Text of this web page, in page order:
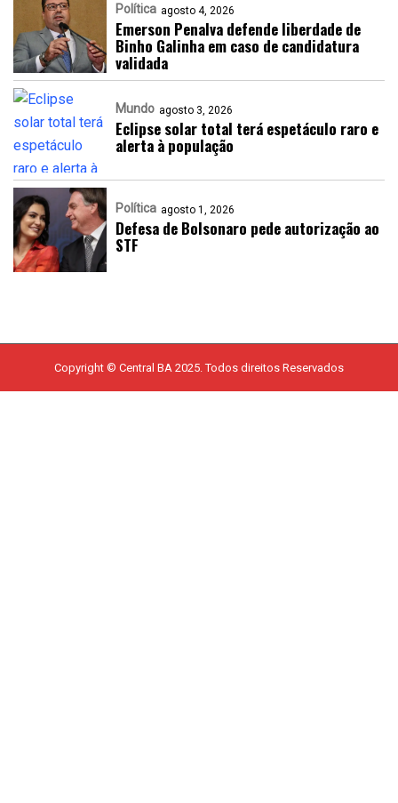
Política agosto 4, 2026
Emerson Penalva defende liberdade de
Binho Galinha em caso de candidatura
validada
Mundo agosto 3, 2026
Eclipse solar total terá espetáculo raro e
alerta à população
Política agosto 1, 2026
Defesa de Bolsonaro pede autorização ao
STF
Copyright © Central BA 2025. Todos direitos Reservados